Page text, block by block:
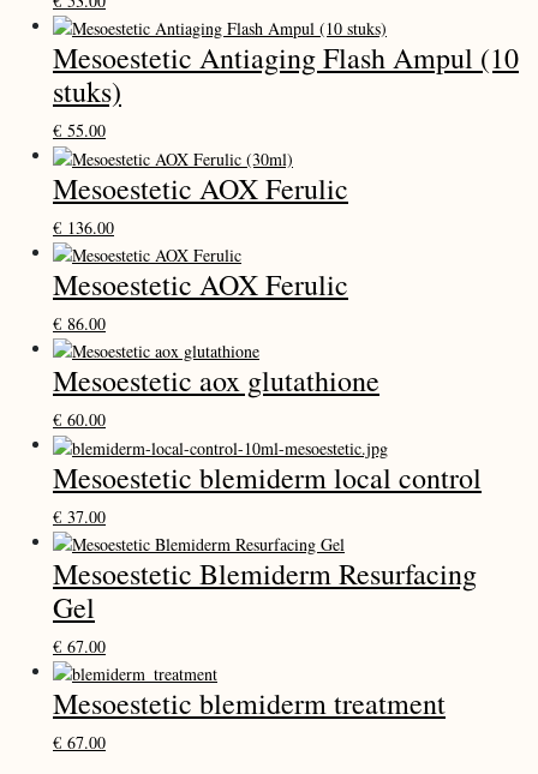
Mesoestetic Antiaging Flash Ampul (10
stuks)
€ 55.00
Mesoestetic AOX Ferulic
€ 136.00
Mesoestetic AOX Ferulic
€ 86.00
Mesoestetic aox glutathione
€ 60.00
Mesoestetic blemiderm local control
€ 37.00
Mesoestetic Blemiderm Resurfacing
Gel
€ 67.00
Mesoestetic blemiderm treatment
€ 67.00